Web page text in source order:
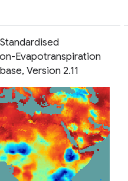
Evapotranspiration
Version 2.11